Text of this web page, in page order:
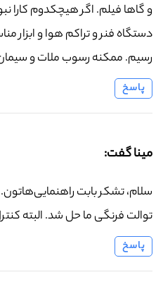
و گاها فیلم. اگر هیچکدوم کارا
دستگاه فنر و تراکم هوا و
رسیم. ممکنه رسوب ملات و
پاسخ
مینا گفت:
سلام، تشکر بابت
توالت فرنگی ما حل شد. البته
پاسخ